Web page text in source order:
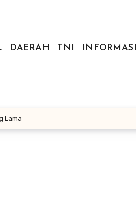
DAERAH TNI INFORMASI
Lama